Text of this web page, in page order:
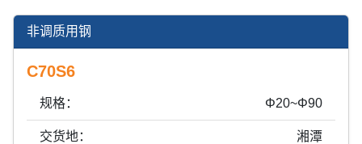
非调质用钢
C70S6
规格： Φ20~Φ90
交货地： 湘潭